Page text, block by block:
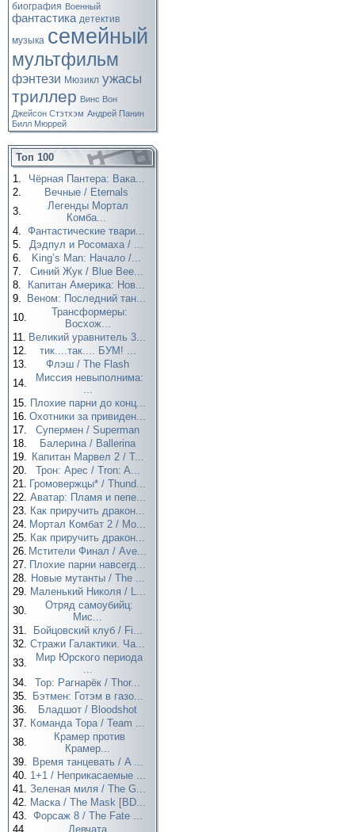
биография Военный
фантастика детектив
музыка семейный
мультфильм
фэнтези Мюзикл ужасы
триллер Винс Вон
Джейсон Стэтхэм Андрей Панин
Билл Мюррей
Топ 100
1.
Чёрная Пантера: Вака...
2.
Вечные / Eternals
3.
Легенды Мортал
Комба...
4. Фантастические твари...
5.
Дэдпул и Росомаха / ...
6.
King’s Man: Начало /...
7.
Синий Жук / Blue Bee...
8.
Капитан Америка: Нов...
9.
Веном: Последний тан...
10.
Трансформеры:
Восхож...
11. Великий уравнитель 3...
12.
тик....так.... БУМ! ...
13.
Флэш / The Flash
14.
Миссия невыполнима:
...
15. Плохие парни до конц...
16. Охотники за привиден...
17.
Супермен / Superman
18.
Балерина / Ballerina
19. Капитан Марвел 2 / T...
20.
Трон: Арес / Tron: A...
21. Громовержцы* / Thund...
22. Аватар: Пламя и пепе...
23. Как приручить дракон...
24. Мортал Комбат 2 / Mo...
25. Как приручить дракон...
26. Мстители Финал / Ave...
27. Плохие парни навсегд...
28. Новые мутанты / The ...
29. Маленький Николя / L...
30.
Отряд самоубийц:
Мис...
31.
Бойцовский клуб / Fi...
32. Стражи Галактики. Ча...
33.
Мир Юрского периода
...
34.
Тор: Рагнарёк / Thor...
35.
Бэтмен: Готэм в газо...
36.
Бладшот / Bloodshot
37. Команда Тора / Team ...
38.
Крамер против
Крамер...
39.
Время танцевать / A ...
40. 1+1 / Неприкасаемые ...
41. Зеленая миля / The G...
42. Маска / The Mask [BD...
43. Форсаж 8 / The Fate ...
44.
Девчата